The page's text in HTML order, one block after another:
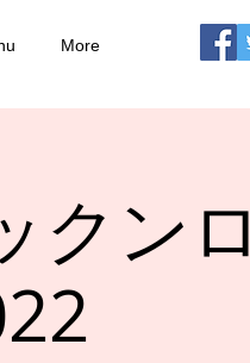
More
クンロ